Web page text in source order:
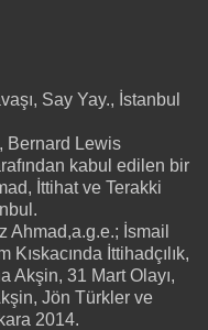
Say Yay., İstanbul
Bernard Lewis
kabul edilen bir
İttihat ve Terakki
Ahmad,a.g.e.; İsmail
İttihadçılık,
Akşin, 31 Mart Olayı,
Jön Türkler ve
2014.